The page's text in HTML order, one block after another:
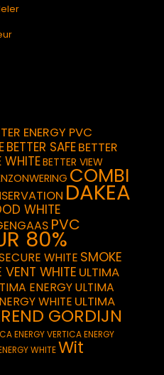
ENERGY PVC
BETTER SAFEBETTER
WHITEBETTER VIEW
COMBI
DAKEA
WHITE
PVC
80%
WHITE SMOKE
VENT WHITE ULTIMA
ENERGYULTIMA
WHITE ULTIMA
GORDIJN
ENERGYVERTICA ENERGY
WHITEWit